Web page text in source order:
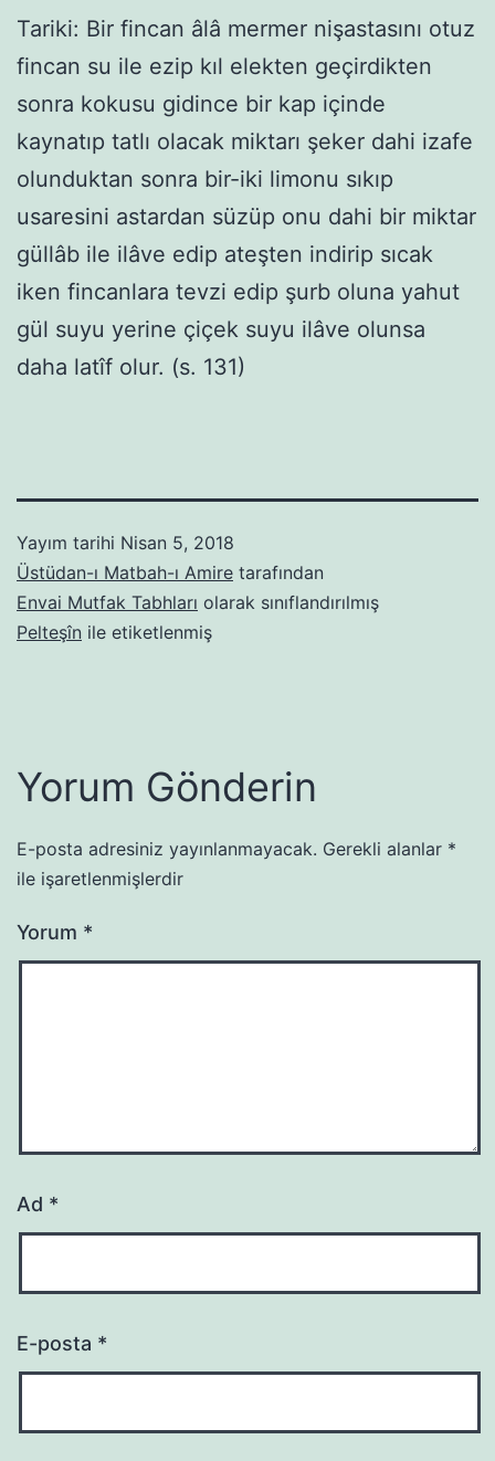
Tariki: Bir fincan âlâ mermer nişastasını otuz
fincan su ile ezip kıl elekten geçirdikten
sonra kokusu gidince bir kap içinde
kaynatıp tatlı olacak miktarı şeker dahi izafe
olunduktan sonra bir-iki limonu sıkıp
usaresini astardan süzüp onu dahi bir miktar
güllâb ile ilâve edip ateşten indirip sıcak
iken fincanlara tevzi edip şurb oluna yahut
gül suyu yerine çiçek suyu ilâve olunsa
daha latîf olur. (s. 131)
Yayım tarihi Nisan 5, 2018
Üstüdan-ı Matbah-ı Amire tarafından
Envai Mutfak Tabhları olarak sınıflandırılmış
Pelteşîn ile etiketlenmiş
Yorum Gönderin
E-posta adresiniz yayınlanmayacak. Gerekli alanlar *
ile işaretlenmişlerdir
Yorum *
Ad *
E-posta *